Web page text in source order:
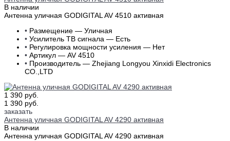
В наличии
Антенна уличная GODIGITAL AV 4510 активная
• Размещение — Уличная
• Усилитель ТВ сигнала — Есть
• Регулировка мощности усиления — Нет
• Артикул — AV 4510
• Производитель — Zhejiang Longyou Xinxidi Electronics
CO.,LTD
1 390 руб.
1 390 руб.
заказать
Антенна уличная GODIGITAL AV 4290 активная
В наличии
Антенна уличная GODIGITAL AV 4290 активная